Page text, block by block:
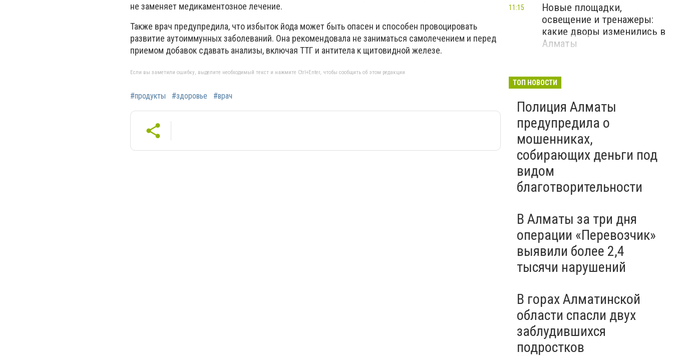
не заменяет медикаментозное лечение.
Также врач предупредила, что избыток йода может быть опасен и способен провоцировать
развитие аутоиммунных заболеваний. Она рекомендовала не заниматься самолечением и перед
приемом добавок сдавать анализы, включая ТТГ и антитела к щитовидной железе.
Если вы заметили ошибку, выделите необходимый текст и нажмите Ctrl+Enter, чтобы сообщить об этом редакции
#продукты #здоровье #врач
Новые площадки,
освещение и тренажеры:
какие дворы изменились в
Алматы
11:15
ТОП НОВОСТИ
Полиция Алматы
предупредила о
мошенниках,
собирающих деньги под
видом
благотворительности
В Алматы за три дня
операции «Перевозчик»
выявили более 2,4
тысячи нарушений
В горах Алматинской
области спасли двух
заблудившихся
подростков